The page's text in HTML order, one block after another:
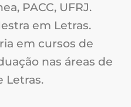
PACC, UFRJ.
em Letras.
em cursos de
nas áreas de
Letras.